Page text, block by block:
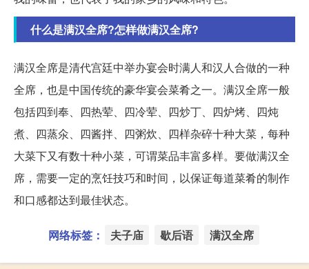
什么是满汉全席?怎样做满汉全席?
满汉全席是清代宫廷中举办宴会时满人和汉人合做的一种
全席，也是中国传统的豪华宴会菜肴之一。满汉全席一般
包括四到奉、四热荤、四冷荤、四炒丁、四炉烤、四炖
煮、四蒸氽、四酱拌、四粥炊、四样杂碎十种大菜，每种
大菜下又有数十种小菜，可谓菜品丰富多样。要做满汉全
席，需要一定的烹饪技巧和时间，以保证每道菜肴的制作
和口感都达到最佳状态。
网络标签： 夫子庙 歇后语 满汉全席